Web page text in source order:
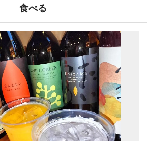
食べる